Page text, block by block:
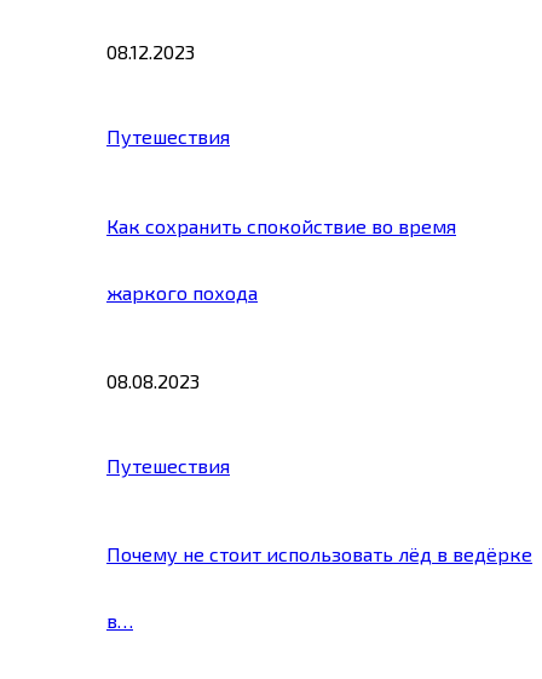
08.12.2023
Путешествия
Как сохранить спокойствие во время
жаркого похода
08.08.2023
Путешествия
Почему не стоит использовать лёд в ведёрке
в…